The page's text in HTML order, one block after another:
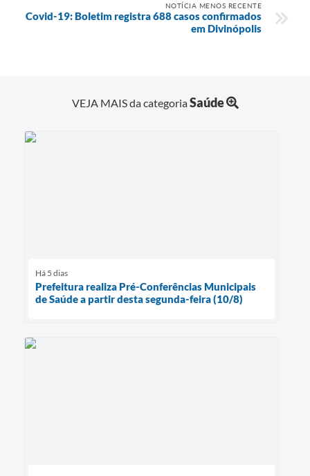
NOTÍCIA MENOS RECENTE
Covid-19: Boletim registra 688 casos confirmados
em Divinópolis
VEJA MAIS da categoriaSaúde
Há 5 dias
Prefeitura realiza Pré-Conferências Municipais
de Saúde a partir desta segunda-feira (10/8)